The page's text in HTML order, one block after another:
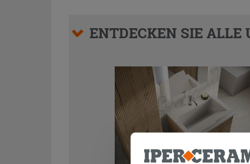
ENTDECKEN SIE ALLE